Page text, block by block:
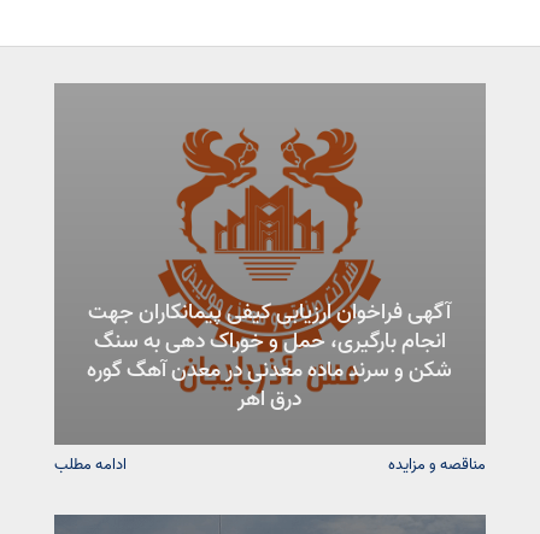
آگهی فراخوان ارزیابی کیفی پیمانکاران جهت
انجام بارگیری، حمل و خوراک دهی به سنگ
شکن و سرند ماده معدنی در معدن آهگ گوره
درق اهر
مناقصه و مزایده ادامه مطلب